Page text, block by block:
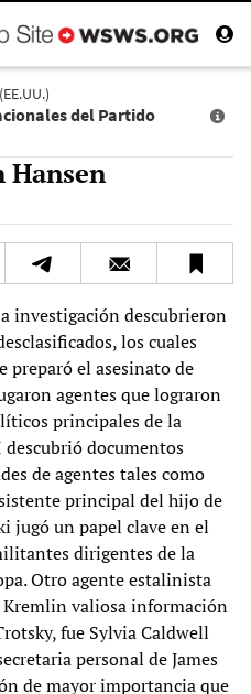
del Partido
Hansen
investigación descubrieron
los cuales
preparó el asesinato de
agentes que lograron
principales de la
documentos
de agentes tales como
principal del hijo de
jugó un papel clave en el
dirigentes de la
Otro agente estalinista
valiosa información
fue Sylvia Caldwell
personal de James
de mayor importancia que